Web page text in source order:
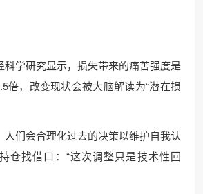
科学研究显示，损失带来的痛苦强度是
倍，改变现状会被大脑解读为“潜在损
人们会合理化过去的决策以维护自我认
仓找借口：“这次调整只是技术性回